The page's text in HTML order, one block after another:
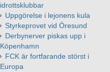
idrottsklubbar
Uppgörelse i lejonens kula
Styrkeprovet vid Öresund
Derbynerver piskas upp i
Köpenhamn
FCK är fortfarande störst i
Europa